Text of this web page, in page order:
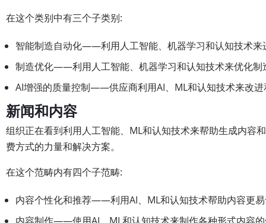
在这个类别中有三个子类别:
智能制造自动化——利用人工智能、机器学习和认知技术
制造优化——利用人工智能、机器学习和认知技术来优化制
AI增强的质量控制——供应商利用AI、ML和认知技术来改
新闻和内容
组织正在看到利用人工智能、ML和认知技术来帮助生成内容
费方式的力量和解决方案。
在这个范畴内有四个子范畴:
内容个性化和推荐——利用AI、ML和认知技术帮助内容更